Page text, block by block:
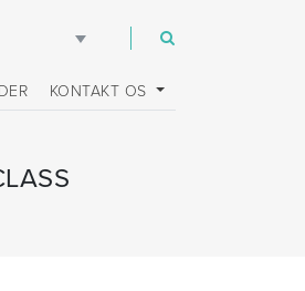
KONTAKT OS